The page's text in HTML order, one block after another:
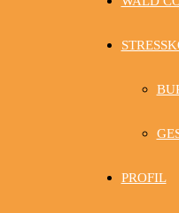
PROFIL